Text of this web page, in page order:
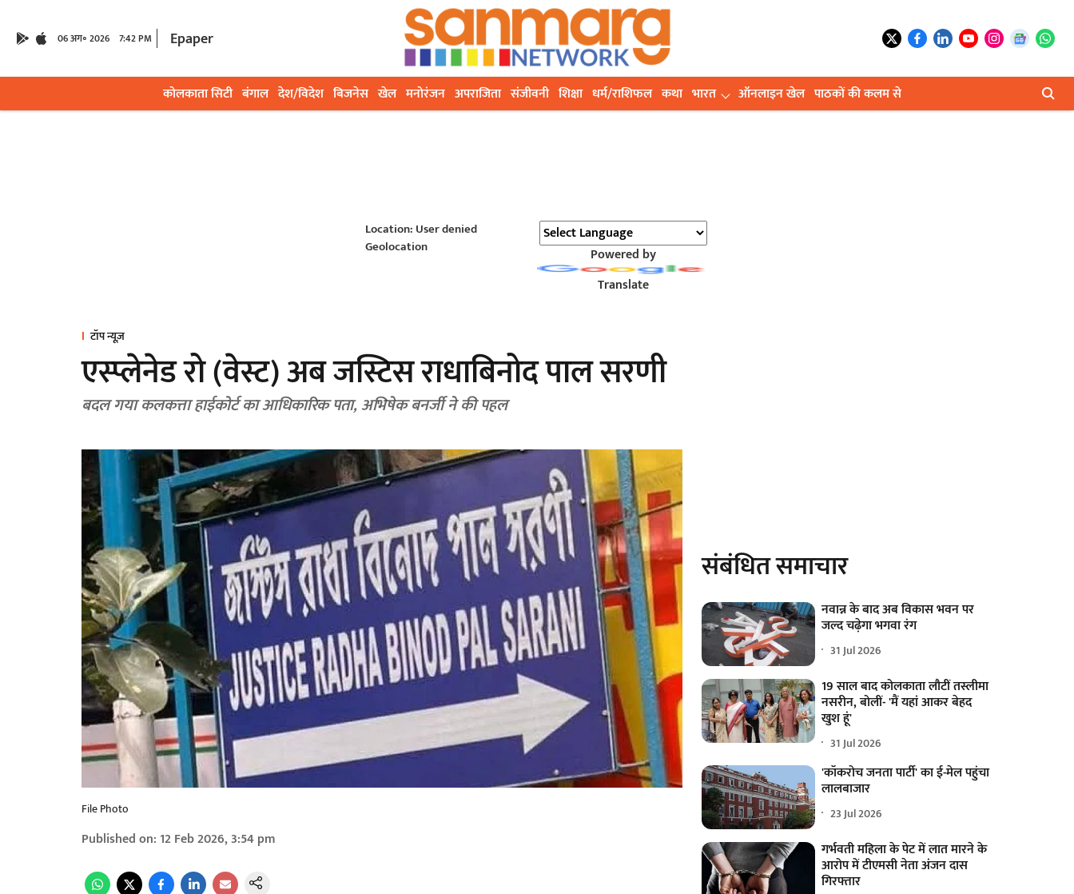
06 अग॰ 2026 7:42 PM Epaper
कोलकाता सिटी बंगाल देश/विदेश बिजनेस खेल मनोरंजन अपराजिता संजीवनी शिक्षा धर्म/राशिफल कथा भारत ऑनलाइन खेल पाठकों की कलम से
Location: User denied
Geolocation
Powered by
Translate
टॉप न्यूज़
एस्प्लेनेड रो (वेस्ट) अब जस्टिस राधाबिनोद पाल सरणी
बदल गया कलकत्ता हाईकोर्ट का आधिकारिक पता, अभिषेक बनर्जी ने की पहल
File Photo
Published on: 12 Feb 2026, 3:54 pm
संबंधित समाचार
नवान्न के बाद अब विकास भवन पर
जल्द चढ़ेगा भगवा रंग
31 Jul 2026
19 साल बाद कोलकाता लौटीं तस्लीमा
नसरीन, बोलीं- 'मैं यहां आकर बेहद
खुश हूं'
31 Jul 2026
'कॉकरोच जनता पार्टी' का ई-मेल पहुंचा
लालबाजार
23 Jul 2026
गर्भवती महिला के पेट में लात मारने के
आरोप में टीएमसी नेता अंजन दास
गिरफ्तार